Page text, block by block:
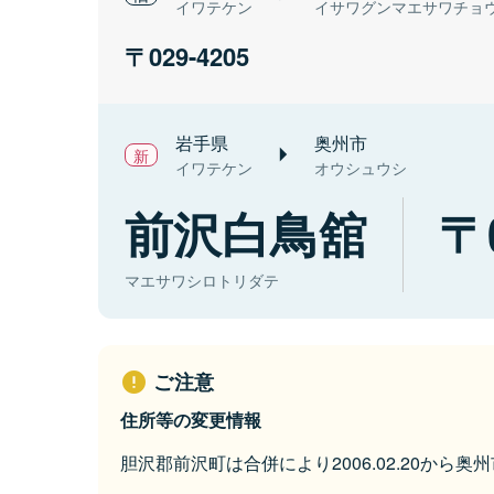
イワテケン イサワグンマエサワチョ
029-4205
岩手県
イワテケン
奥州市
オウシュウシ
前沢白鳥舘
マエサワシロトリダテ
ご注意
住所等の変更情報
胆沢郡前沢町は合併により2006.02.20から奥